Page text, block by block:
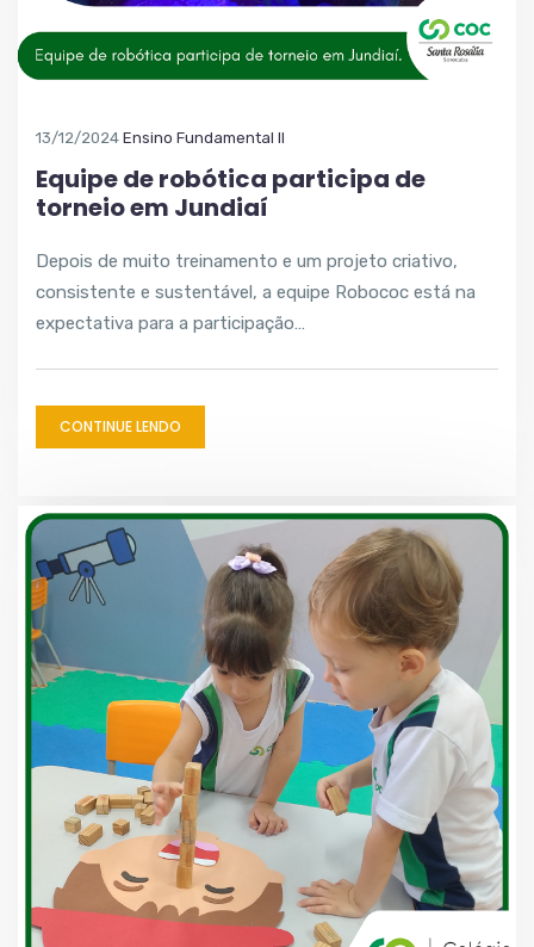
13/12/2024 Ensino Fundamental II
Equipe de robótica participa de
torneio em Jundiaí
Depois de muito treinamento e um projeto criativo,
consistente e sustentável, a equipe Robococ está na
expectativa para a participação…
CONTINUE LENDO